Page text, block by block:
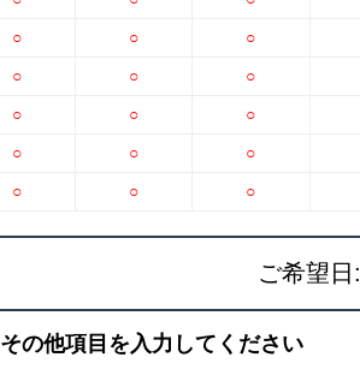
○
○
○
○
○
○
○
○
○
○
○
○
○
○
○
ご希望日:
その他項目を入力してください